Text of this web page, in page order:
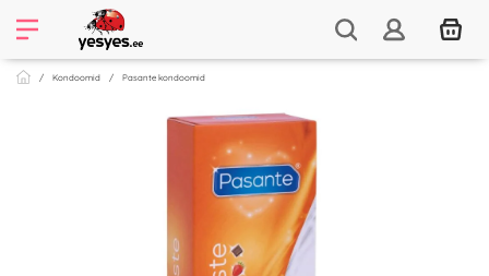
Kondoomid Pasante kondoomid